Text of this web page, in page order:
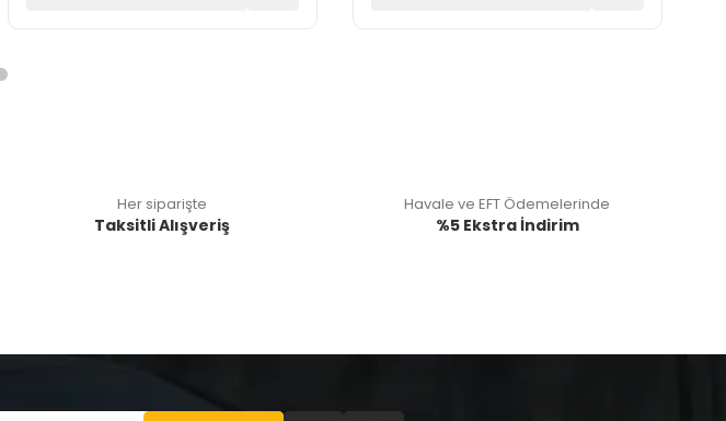
Her siparişte
Taksitli Alışveriş
Havale ve EFT Ödemelerinde
%5 Ekstra İndirim